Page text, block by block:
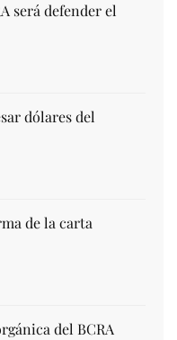
será defender el
dólares del
de la carta
del BCRA